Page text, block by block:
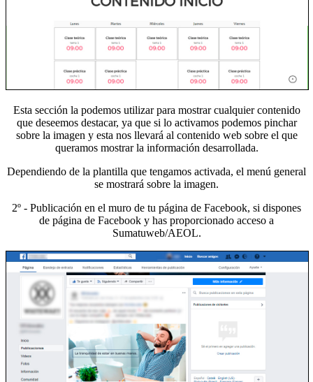
Esta sección la podemos utilizar para mostrar cualquier contenido
que deseemos destacar, ya que si lo activamos podemos pinchar
sobre la imagen y esta nos llevará al contenido web sobre el que
queramos mostrar la información desarrollada.
Dependiendo de la plantilla que tengamos activada, el menú general
se mostrará sobre la imagen.
2º - Publicación en el muro de tu página de Facebook, si dispones
de página de Facebook y has proporcionado acceso a
Sumatuweb/AEOL.